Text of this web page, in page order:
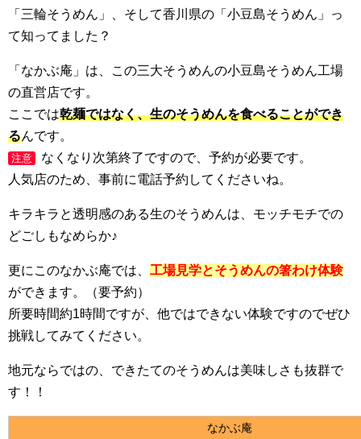
「三輪そうめん」、そして香川県の「小豆島そうめん」っ
て知ってました？
「なかぶ庵」は、この三大そうめんの小豆島そうめん工場
の直営店です。
ここでは乾麺ではなく、生のそうめんを食べることができ
るんです。
注意
なくなり次第終了ですので、予約が必要です。
人気店のため、事前に電話予約してくださいね。
キラキラと透明感のある生のそうめんは、モッチモチでの
どごしもなめらか♪
更にこのなかぶ庵では、 工場見学とそうめんの箸わけ体験
ができます。（要予約）
所要時間約1時間ですが、他ではできない体験ですのでぜひ
挑戦してみてください。
地元ならではの、できたてのそうめんは美味しさも抜群で
す！！
なかぶ庵